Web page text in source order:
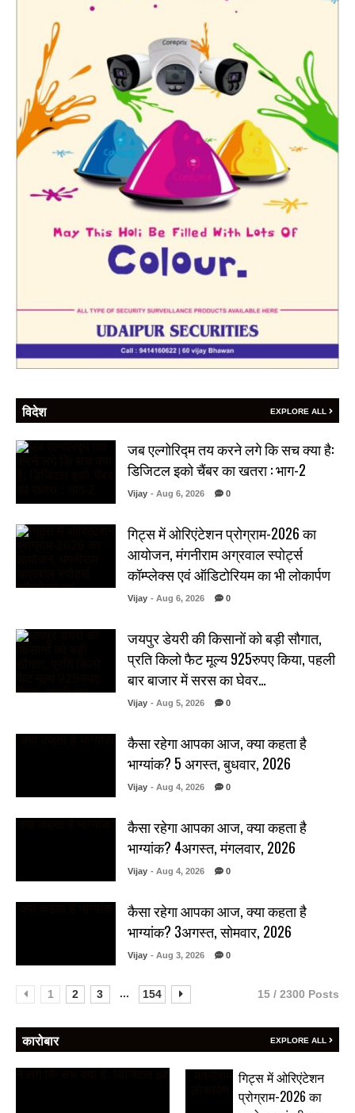
विदेश EXPLORE ALL
जब एल्गोरिद्म तय करने लगे कि सच क्या है:
डिजिटल इको चैंबर का खतरा : भाग-2
Vijay - Aug 6, 2026 0
गिट्स में ओरिएंटेशन प्रोग्राम-2026 का
आयोजन, मंगनीराम अग्रवाल स्पोर्ट्स
कॉम्प्लेक्स एवं ऑडिटोरियम का भी लोकार्पण
Vijay - Aug 6, 2026 0
जयपुर डेयरी की किसानों को बड़ी सौगात,
प्रति किलो फैट मूल्य 925रुपए किया, पहली
बार बाजार में सरस का घेवर…
Vijay - Aug 5, 2026 0
कैसा रहेगा आपका आज, क्या कहता है
भाग्यांक? 5 अगस्त, बुधवार, 2026
Vijay - Aug 4, 2026 0
कैसा रहेगा आपका आज, क्या कहता है
भाग्यांक? 4अगस्त, मंगलवार, 2026
Vijay - Aug 4, 2026 0
कैसा रहेगा आपका आज, क्या कहता है
भाग्यांक? 3अगस्त, सोमवार, 2026
Vijay - Aug 3, 2026 0
1 2 3 ... 154 15 / 2300 Posts
कारोबार EXPLORE ALL
गिट्स में ओरिएंटेशन
प्रोग्राम-2026 का